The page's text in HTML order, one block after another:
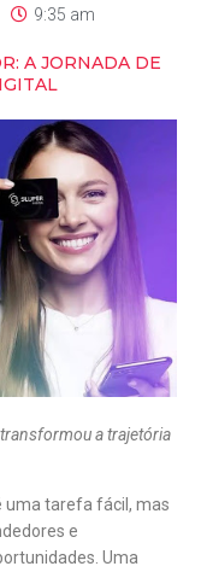
9:35 am
A JORNADA DE
a trajetória
uma tarefa fácil, mas
e
Uma